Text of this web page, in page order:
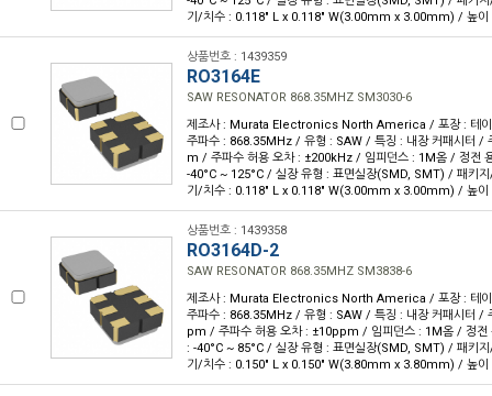
기/치수 : 0.118" L x 0.118" W(3.00mm x 3.00mm) / 높
상품번호 : 1439359
RO3164E
SAW RESONATOR 868.35MHZ SM3030-6
제조사 : Murata Electronics North America / 포장 : 테
주파수 : 868.35MHz / 유형 : SAW / 특징 : 내장 커패시터 /
m / 주파수 허용 오차 : ±200kHz / 임피던스 : 1M옴 / 정전
-40°C ~ 125°C / 실장 유형 : 표면실장(SMD, SMT) / 패키
기/치수 : 0.118" L x 0.118" W(3.00mm x 3.00mm) / 높
상품번호 : 1439358
RO3164D-2
SAW RESONATOR 868.35MHZ SM3838-6
제조사 : Murata Electronics North America / 포장 : 테
주파수 : 868.35MHz / 유형 : SAW / 특징 : 내장 커패시터 /
pm / 주파수 허용 오차 : ±10ppm / 임피던스 : 1M옴 / 정전
: -40°C ~ 85°C / 실장 유형 : 표면실장(SMD, SMT) / 패키
기/치수 : 0.150" L x 0.150" W(3.80mm x 3.80mm) / 높